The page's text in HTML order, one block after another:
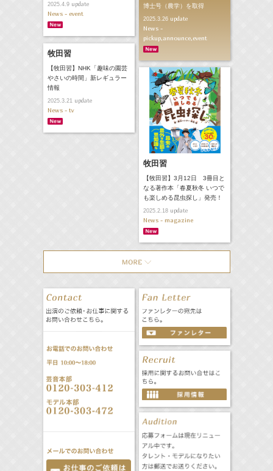
2025.4.9update
News - event
博士号（農学）を取得
2025.3.26update
News -
pickup,announce,event
牧田習
【牧田習】NHK「趣味の園芸
やさいの時間」新レギュラー
情報
2025.3.21update
News - tv
牧田習
【牧田習】3月12日 3冊目と
なる著作本「春夏秋冬 いつで
も楽しめる昆虫探し」発売！
2025.2.18update
News - magazine